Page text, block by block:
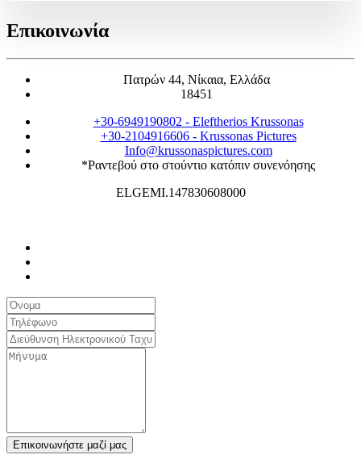
Επικοινωνία
Πατρών 44, Νίκαια, Ελλάδα
18451
+30-6949190802 - Eleftherios Krussonas
+30-2104916606- Krussonas Pictures
Info@krussonaspictures.com
*Ραντεβού στο στούντιο κατόπιν συνενόησης
ELGEMI.147830608000
Επικοινωνήστε μαζί μας